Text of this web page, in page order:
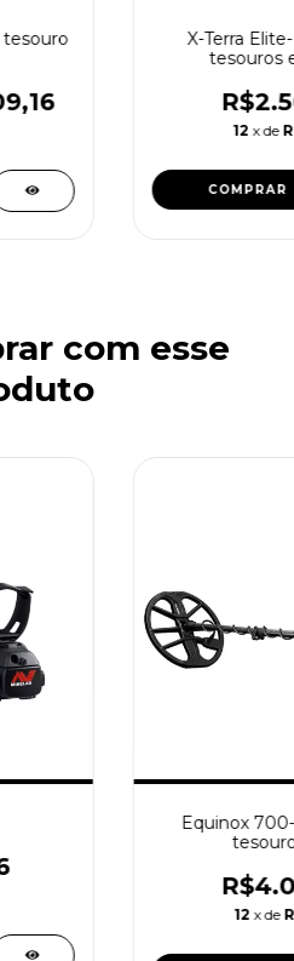
X-Terra
tesouros
12 x de
COMPRAR
com esse
Equinox
12 x de